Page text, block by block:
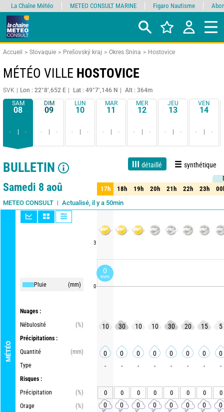
Accueil Slovaquie Prešovský kraj Okres Snina Hostovice
MÉTÉO VILLE HOSTOVICE
SVK Lon : 22°8’,652 E Lat : 49°7’,146 N
Alt : 364m
SAM
08
- -
DIM
09
- -
LUN
10
- -
MAR
11
- -
MER
12
- -
JEU
13
- -
VEN
14
- -
BULLETIN détaillé synthétique
1 jour 3 jours 7 jours 15 jours Fiabilité 90%
Samedi 8 aoû
METEO CONSULT Actualisé, il y a 50min
MÉTÉO
Pluie (mm)
Nuages :
Nébulosité
(%)
Précipitations :
Quantité
(mm)
Type
Risques :
Précipitation
(%)
Orage
(%)
3
0
17h 18h 19h 20h 21h 22h 23h
17h 18h 19h 20h 21h 22h 23h
10 30 10 10 30 20 15 5
0 0 0 0 0 0 0 0
- - - - - - - -
0 0 0 0 0 0 0 0
0 0 0 0 0 0 0 0
La Chaîne Météo METEO CONSULT MARINE Figaro Nautisme
0
mm